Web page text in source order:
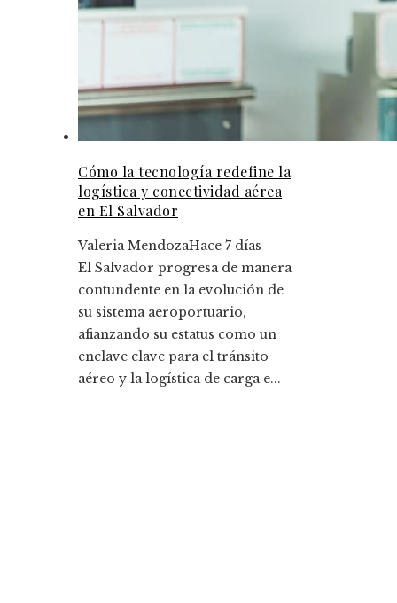
Cómo la tecnología redefine la
logística y conectividad aérea
en El Salvador
Valeria MendozaHace 7 días
El Salvador progresa de manera
contundente en la evolución de
su sistema aeroportuario,
afianzando su estatus como un
enclave clave para el tránsito
aéreo y la logística de carga e...